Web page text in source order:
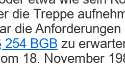
die Treppe
die
254 BGB zu
18. November